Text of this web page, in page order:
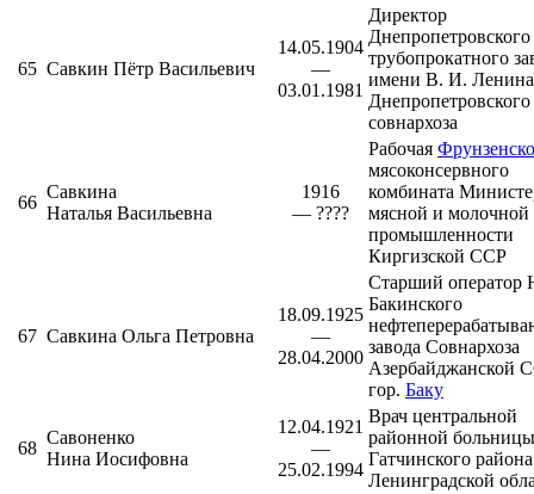
65 Савкин Пётр Васильевич
14.05.1904
—
03.01.1981
Директор
Днепропетровского
трубопрокатного
имени В. И. Ленина
Днепропетровского
совнархоза
66
Савкина
Наталья Васильевна
1916
— ????
Рабочая
мясоконсервного
комбината
мясной и молочной
промышленности
Киргизской ССР
67 Савкина Ольга Петровна
18.09.1925
—
28.04.2000
Старший оператор
Бакинского
завода Совнархоза
Азербайджанской
гор. Баку
68
Савоненко
Нина Иосифовна
12.04.1921
—
25.02.1994
Врач центральной
районной больницы
Гатчинского района
Ленинградской